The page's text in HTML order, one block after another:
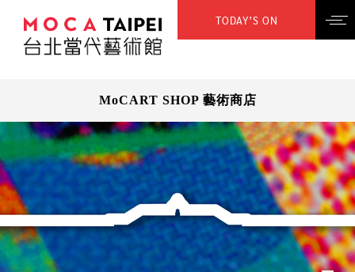
TODAY’S ON
MoCART SHOP 藝術商店